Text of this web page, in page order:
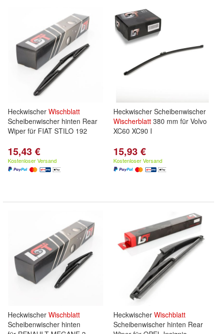
Heckwischer Wischblatt
Scheibenwischer hinten Rear
Wiper für FIAT STILO 192
15,43 €
Kostenloser Versand
Heckwischer Scheibenwischer
Wischerblatt 380 mm für Volvo
XC60 XC90 I
15,93 €
Kostenloser Versand
Heckwischer Wischblatt
Scheibenwischer hinten
Heckwischer Wischblatt
Scheibenwischer hinten Rear